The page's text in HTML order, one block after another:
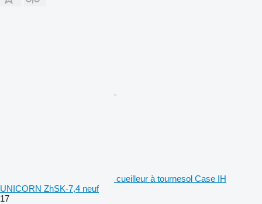
cueilleur à tournesol Case IH
UNICORN ZhSK-7,4 neuf
17